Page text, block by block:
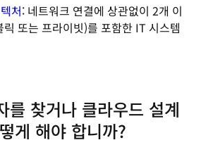
처: 네트워크 연결에 상관없이 2개 이
또는 프라이빗)를 포함한 IT 시스템
를 찾거나 클라우드 설계
게 해야 합니까?